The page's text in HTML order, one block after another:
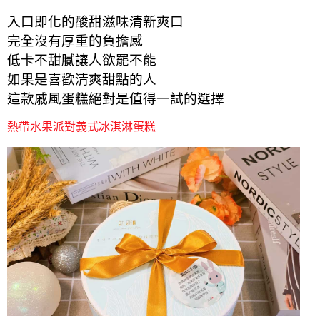
入口即化的酸甜滋味清新爽口
完全沒有厚重的負擔感
低卡不甜膩讓人欲罷不能
如果是喜歡清爽甜點的人
這款戚風蛋糕絕對是值得一試的選擇
熱帶水果派對義式冰淇淋蛋糕